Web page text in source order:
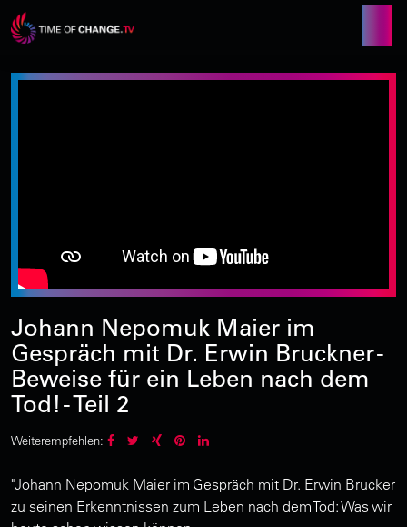
Johann Nepomuk Maier im
Gespräch mit Dr. Erwin Bruckner -
Beweise für ein Leben nach dem
Tod! - Teil 2
Weiterempfehlen:
"Johann Nepomuk Maier im Gespräch mit Dr. Erwin Brucker
zu seinen Erkenntnissen zum Leben nach dem Tod: Was wir